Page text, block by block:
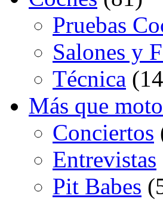
Pruebas
Salones y
Técnica
Más que
Conciertos
Entrevistas
Pit Babes